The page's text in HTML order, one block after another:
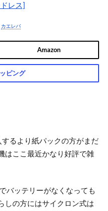
レス]
カエレバ
Amazon
ピング
るより紙パックの方がまだ
はここ最近かなり好評で雑
バッテリーがなくなっても
しの方にはサイクロン式は